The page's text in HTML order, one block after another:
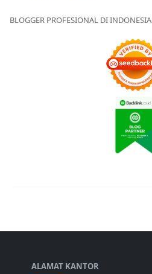
BLOGGER PROFESIONAL DI INDONESIA
ALAMAT KANTOR